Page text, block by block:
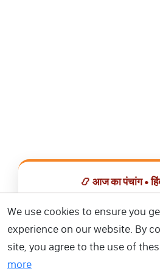
📿 आज का पंचांग •
📅 हिंदी कैलेंडर ऐप
We use cookies to ensure you
experience on our website. By
site, you agree to the use of
more